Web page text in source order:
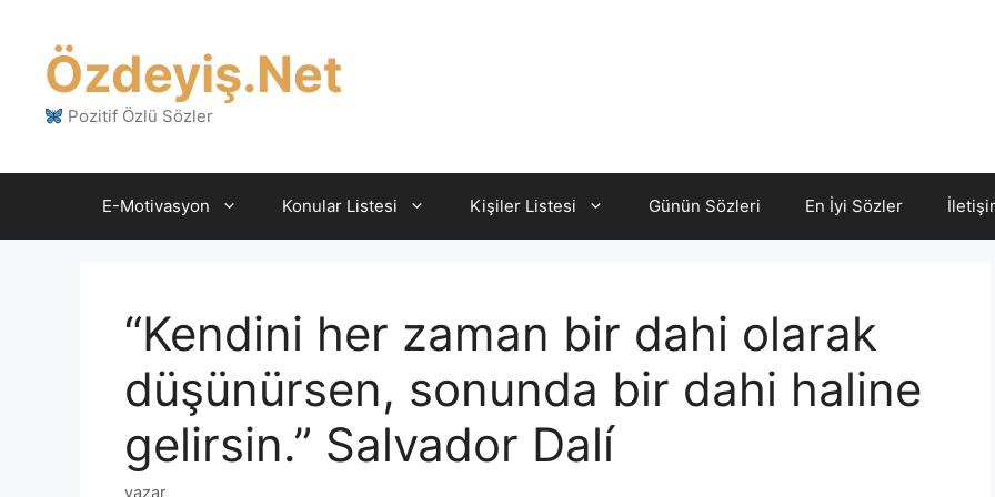
Özdeyiş.Net
Pozitif Özlü Sözler
E-Motivasyon Konular Listesi Kişiler Listesi Günün Sözleri En İyi Sözler
“Kendini her zaman bir dahi olarak
düşünürsen, sonunda bir dahi haline
gelirsin.” Salvador Dalí
yazar